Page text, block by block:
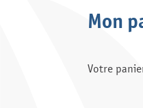
Mon
Votre